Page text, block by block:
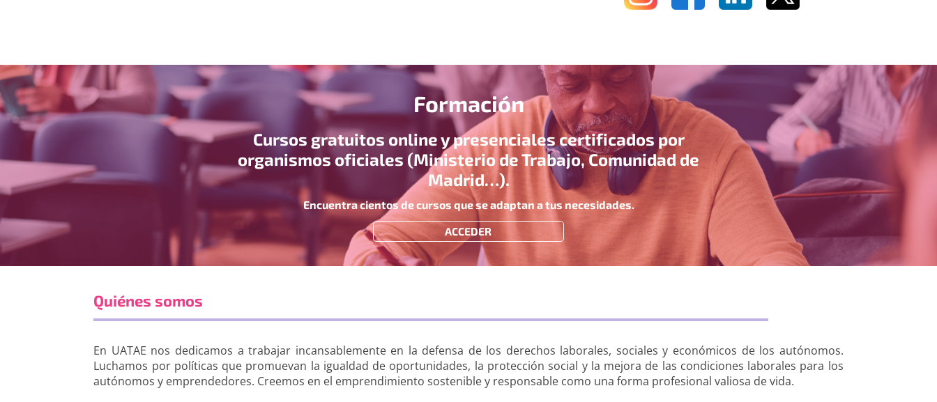
Formación
Cursos gratuitos online y presenciales certificados por
organismos oficiales (Ministerio de Trabajo, Comunidad de
Madrid…).
Encuentra cientos de cursos que se adaptan a tus necesidades.
ACCEDER
Quiénes somos
En UATAE nos dedicamos a trabajar incansablemente en la defensa de los derechos laborales, sociales y económicos de los autónomos.
Luchamos por políticas que promuevan la igualdad de oportunidades, la protección social y la mejora de las condiciones laborales para los
autónomos y emprendedores. Creemos en el emprendimiento sostenible y responsable como una forma profesional valiosa de vida.